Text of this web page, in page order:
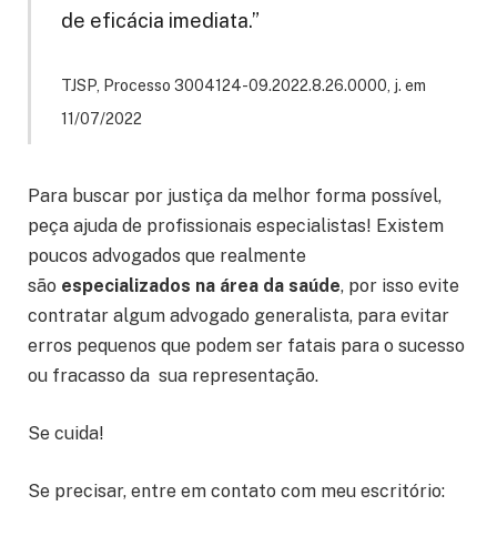
de eficácia imediata.”
TJSP, Processo 3004124-09.2022.8.26.0000, j. em
11/07/2022
Para buscar por justiça da melhor forma possível,
peça ajuda de profissionais especialistas! Existem
poucos advogados que realmente
são especializados na área da saúde, por isso evite
contratar algum advogado generalista, para evitar
erros pequenos que podem ser fatais para o sucesso
ou fracasso da sua representação.
Se cuida!
Se precisar, entre em contato com meu escritório: